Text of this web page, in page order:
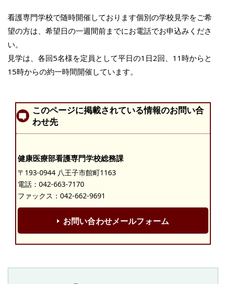
看護専門学校で随時開催しております個別の学校見学をご希
望の方は、希望日の一週間前までにお電話でお申込みくださ
い。
見学は、各回5名様を定員として平日の1日2回、11時からと
15時からの約一時間開催しています。
このページに掲載されている情報のお問い合
わせ先
健康医療部看護専門学校総務課
〒193-0944 八王子市館町1163
電話： 042-663-7170
ファックス：042-662-9691
お問い合わせメールフォーム